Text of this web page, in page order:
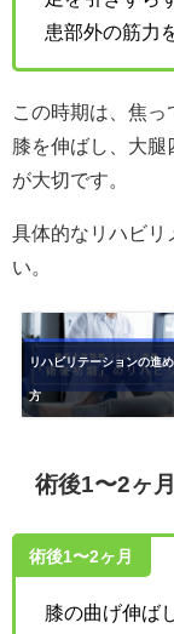
患部外の筋力
この時期は、焦っ
膝を伸ばし、大腿
が大切です。
具体的なリハビリ
い。
リハビリテーションの進め
方
術後1〜2ヶ
術後1〜2ヶ月
膝の曲げ伸ば